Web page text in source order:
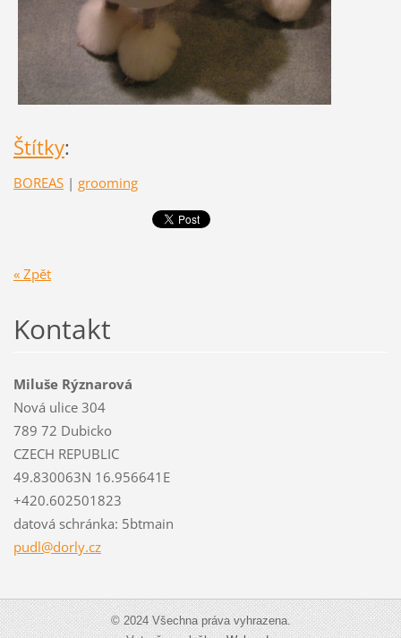
Štítky:
BOREAS | grooming
« Zpět
Kontakt
Miluše Rýznarová
Nová ulice 304
789 72 Dubicko
CZECH REPUBLIC
49.830063N 16.956641E
+420.602501823
datová schránka: 5btmain
pudl@dorly.cz
© 2024 Všechna práva vyhrazena.